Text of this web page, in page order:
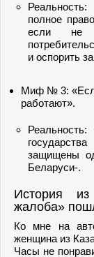
полное
если не
и оспорить
Миф № 3:
работают».
защищены
Беларуси-.
История из
жалоба»
Ко мне на
женщина из
Часы не